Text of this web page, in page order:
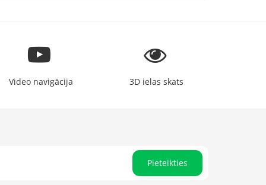
Video navigācija 3D ielas skats
Pieteikties